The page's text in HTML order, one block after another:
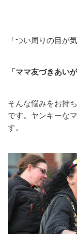
「つい周りの目が
「ママ友づきあい
そんな悩みをお持
です。ヤンキーな
す。